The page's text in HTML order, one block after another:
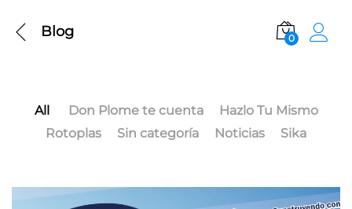
Blog 0
All Don Plome te cuenta
Hazlo Tu Mismo
Rotoplas
Sin categoría Noticias Sika